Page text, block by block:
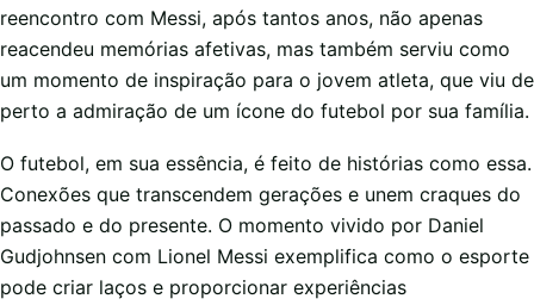
reencontro com Messi, após tantos anos, não apenas
reacendeu memórias afetivas, mas também serviu como
um momento de inspiração para o jovem atleta, que viu de
perto a admiração de um ícone do futebol por sua família.
O futebol, em sua essência, é feito de histórias como essa.
Conexões que transcendem gerações e unem craques do
passado e do presente. O momento vivido por Daniel
Gudjohnsen com Lionel Messi exemplifica como o esporte
pode criar laços e proporcionar experiências